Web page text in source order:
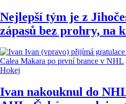
Nejlepší tým je z
zápasů bez prohry, na
Hokej
Ivan nakouknul do